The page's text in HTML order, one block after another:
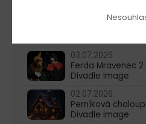
08.07.2026
Poklad ve
03.07.2026
Ferda Mravenec 2
Divadle Image
02.07.2026
Perníková
Divadle Image